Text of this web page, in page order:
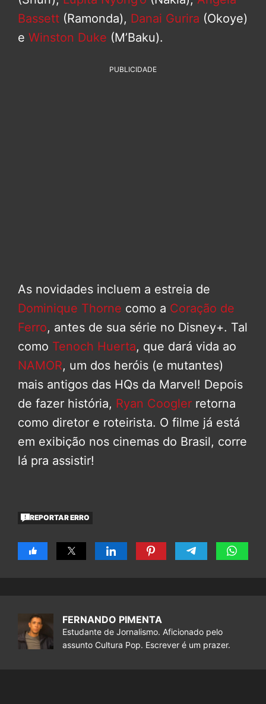
Bassett (Ramonda), Danai Gurira (Okoye)
e Winston Duke (M’Baku).
PUBLICIDADE
As novidades incluem a estreia de
Dominique Thorne como a Coração de
Ferro, antes de sua série no Disney+. Tal
como Tenoch Huerta, que dará vida ao
NAMOR, um dos heróis (e mutantes)
mais antigos das HQs da Marvel! Depois
de fazer história, Ryan Coogler retorna
como diretor e roteirista. O filme já está
em exibição nos cinemas do Brasil, corre
lá pra assistir!
REPORTAR ERRO
FERNANDO PIMENTA
Estudante de Jornalismo. Aficionado pelo
assunto Cultura Pop. Escrever é um prazer.